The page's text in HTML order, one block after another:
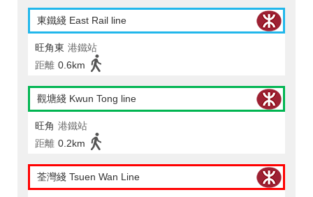
東鐵綫 East Rail line
旺角東 港鐵站
距離 0.6km
觀塘綫 Kwun Tong line
旺角 港鐵站
距離 0.2km
荃灣綫 Tsuen Wan Line